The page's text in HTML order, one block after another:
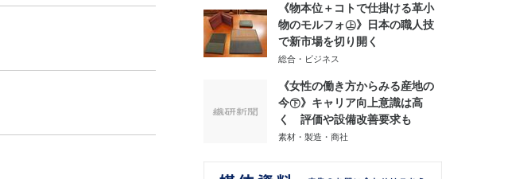
《物本位＋コトで仕掛ける革小
物のモルフォ㊤》日本の職人技
で新市場を切り開く
総合・ビジネス
《女性の働き方からみる産地の
今㊦》キャリア向上意識は高
く 評価や設備改善要求も
素材・製造・商社